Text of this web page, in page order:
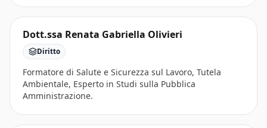
Dott.ssa Renata Gabriella Olivieri
Diritto
Formatore di Salute e Sicurezza sul Lavoro, Tutela
Ambientale, Esperto in Studi sulla Pubblica
Amministrazione.